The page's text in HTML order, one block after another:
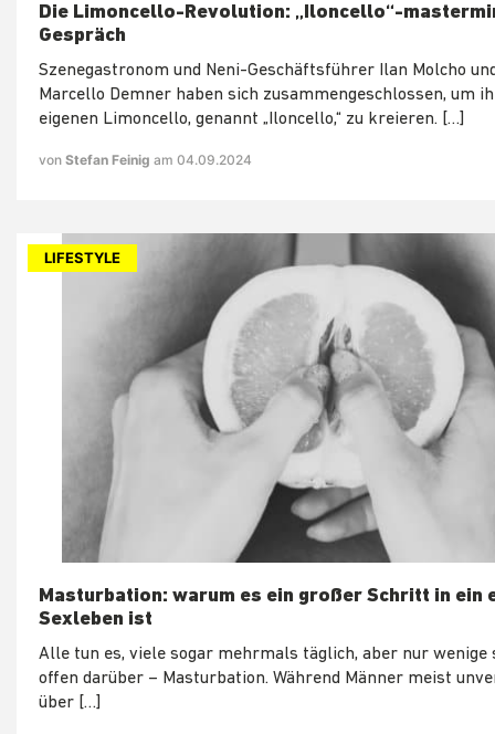
Die Limoncello-Revolution: „Iloncello“-
Gespräch
Szenegastronom und Neni-Geschäftsführer Ilan Molcho
Marcello Demner haben sich zusammengeschlossen, um
eigenen Limoncello, genannt „Iloncello,“ zu kreieren. […]
von Stefan Feinig am 04.09.2024
LIFESTYLE
Masturbation: warum es ein großer Schritt in ein
Sexleben ist
Alle tun es, viele sogar mehrmals täglich, aber nur wenige
offen darüber – Masturbation. Während Männer meist
über […]